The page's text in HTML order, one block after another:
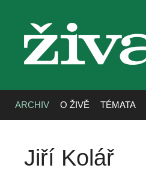
živa
ARCHIV O ŽIVĚ TÉMATA
Jiří Kolář